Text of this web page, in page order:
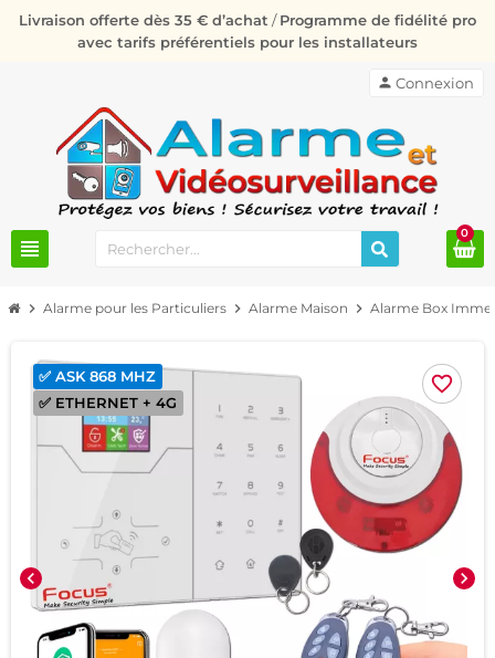
Livraison offerte dès 35 € d’achat /Programme de fidélité pro
avec tarifs préférentiels pour les installateurs
view_headline
person Connexion
0
chevron_right Alarme pour les Particuliers chevron_right Alarme Maison chevron_right Alarme Box
favorite_border
chevron_left chevron_right
✅ ETHERNET + 4G
✅ ASK 868 MHZ